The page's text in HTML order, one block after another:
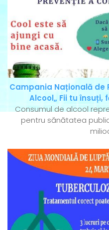
Campania Națională de
Alcool„ Fii tu însuți,
Consumul de alcool
pentru sănătatea